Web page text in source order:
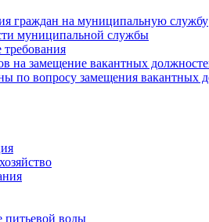
граждан на муниципальную службу
муниципальной службы
на замещение вакантных
по вопросу замещения вакантных
питьевой воды